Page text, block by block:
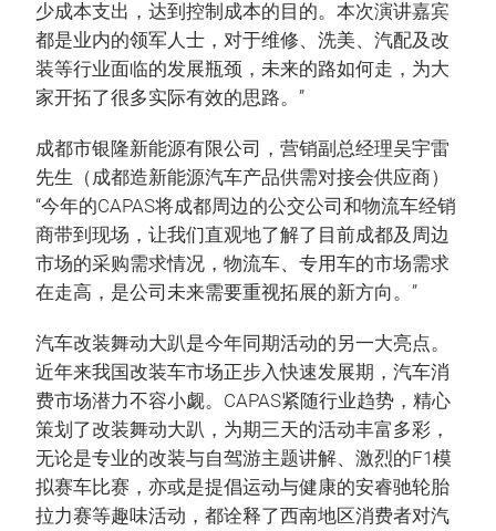
少成本支出，达到控制成本的目的。本次演讲嘉宾
都是业内的领军人士，对于维修、洗美、汽配及改
装等行业面临的发展瓶颈，未来的路如何走，为大
家开拓了很多实际有效的思路。”
成都市银隆新能源有限公司，营销副总经理吴宇雷
先生（成都造新能源汽车产品供需对接会供应商）
“今年的CAPAS将成都周边的公交公司和物流车经销
商带到现场，让我们直观地了解了目前成都及周边
市场的采购需求情况，物流车、专用车的市场需求
在走高，是公司未来需要重视拓展的新方向。”
汽车改装舞动大趴是今年同期活动的另一大亮点。
近年来我国改装车市场正步入快速发展期，汽车消
费市场潜力不容小觑。CAPAS紧随行业趋势，精心
策划了改装舞动大趴，为期三天的活动丰富多彩，
无论是专业的改装与自驾游主题讲解、激烈的F1模
拟赛车比赛，亦或是提倡运动与健康的安睿驰轮胎
拉力赛等趣味活动，都诠释了西南地区消费者对汽